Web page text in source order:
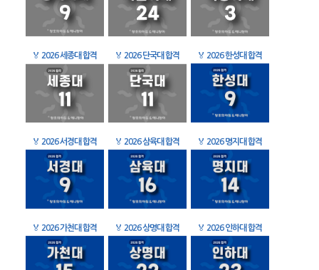
🏅 2026 세종대 합격 🏅 2026 단국대 합격 🏅 2026 한성대 합격
🏅 2026 서경대 합격 🏅 2026 삼육대 합격 🏅 2026 명지대 합격
🏅 2026 가천대 합격 🏅 2026 상명대 합격 🏅 2026 인하대 합격